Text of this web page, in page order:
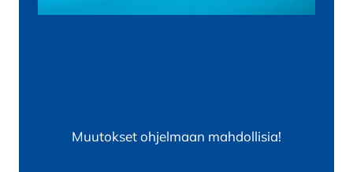
Muutokset ohjelmaan mahdollisia!